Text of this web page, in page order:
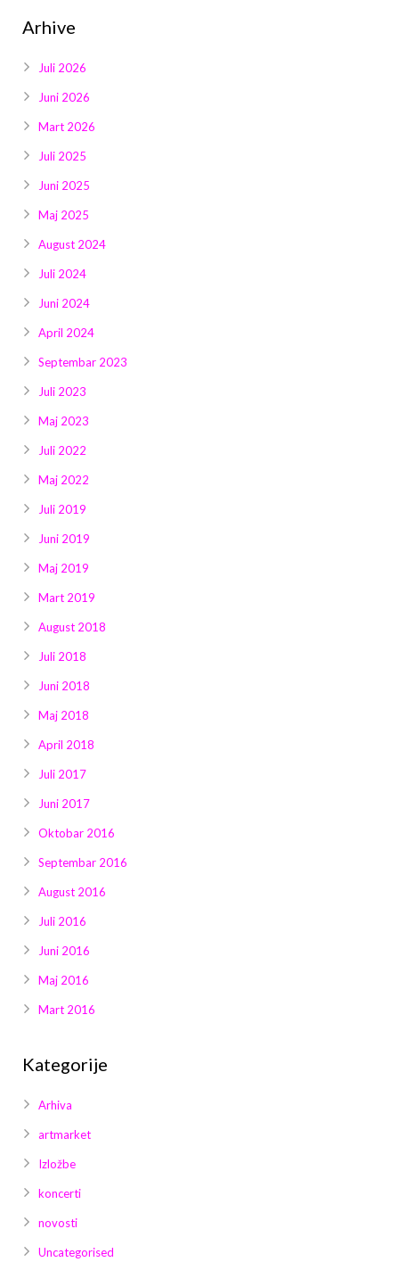
Arhive
Juli 2026
Juni 2026
Mart 2026
Juli 2025
Juni 2025
Maj 2025
August 2024
Juli 2024
Juni 2024
April 2024
Septembar 2023
Juli 2023
Maj 2023
Juli 2022
Maj 2022
Juli 2019
Juni 2019
Maj 2019
Mart 2019
August 2018
Juli 2018
Juni 2018
Maj 2018
April 2018
Juli 2017
Juni 2017
Oktobar 2016
Septembar 2016
August 2016
Juli 2016
Juni 2016
Maj 2016
Mart 2016
Kategorije
Arhiva
artmarket
Izložbe
koncerti
novosti
Uncategorised